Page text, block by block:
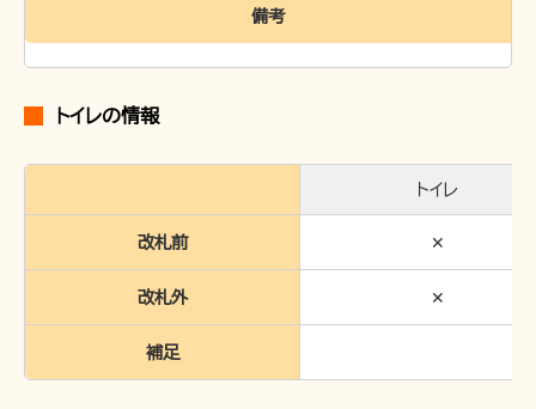
備考
トイレの情報
トイレ
改札前 ✕
改札外 ✕
補足